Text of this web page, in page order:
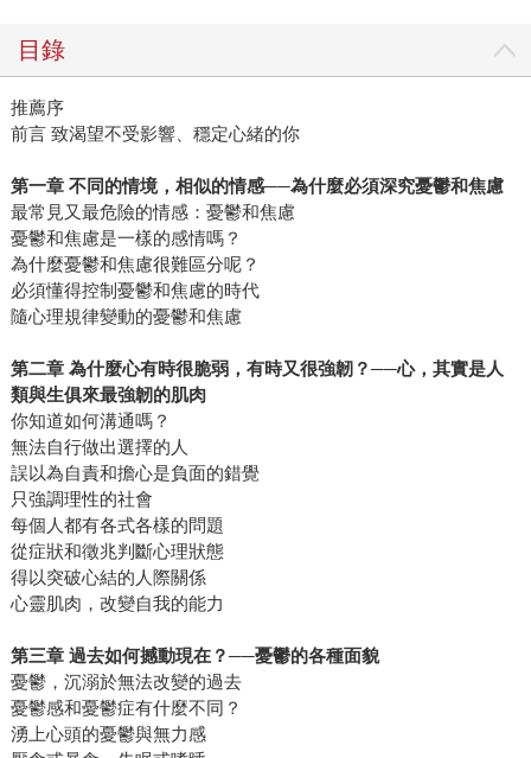
目錄
推薦序
前言 致渴望不受影響、穩定心緒的你
第一章 不同的情境，相似的情感──為什麼必須深究憂鬱和焦慮
最常見又最危險的情感：憂鬱和焦慮
憂鬱和焦慮是一樣的感情嗎？
為什麼憂鬱和焦慮很難區分呢？
必須懂得控制憂鬱和焦慮的時代
隨心理規律變動的憂鬱和焦慮
第二章 為什麼心有時很脆弱，有時又很強韌？──心，其實是人
類與生俱來最強韌的肌肉
你知道如何溝通嗎？
無法自行做出選擇的人
誤以為自責和擔心是負面的錯覺
只強調理性的社會
每個人都有各式各樣的問題
從症狀和徵兆判斷心理狀態
得以突破心結的人際關係
心靈肌肉，改變自我的能力
第三章 過去如何撼動現在？──憂鬱的各種面貌
憂鬱，沉溺於無法改變的過去
憂鬱感和憂鬱症有什麼不同？
湧上心頭的憂鬱與無力感